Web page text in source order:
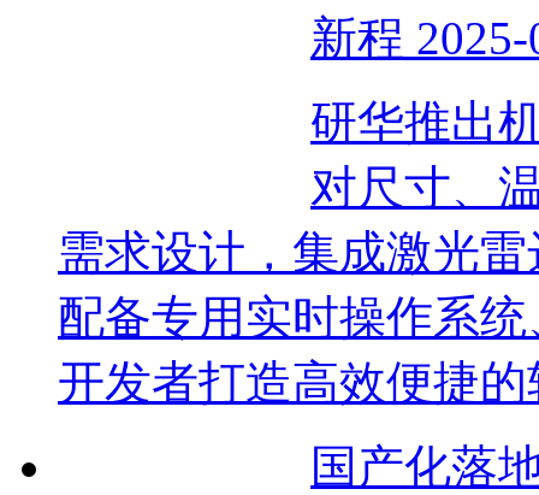
新程
研华推出
对尺寸、
需求设计，集成激光
配备专用实时操作系
开发者打造高效便捷
国产化落